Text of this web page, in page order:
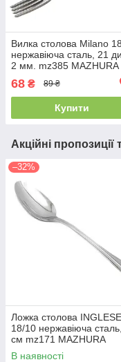
Вилка столова Milano
нержавіюча сталь, 21
2 мм. mz385 MAZHURA
68 ₴ 89 ₴
Купити
Акційні пропозиції
–32%
Ложка столова INGLESE
18/10 нержавіюча
см mz171 MAZHURA
В наявності